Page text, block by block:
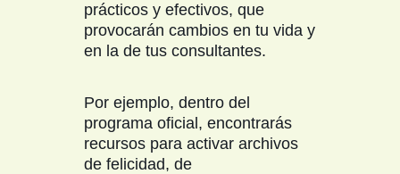
prácticos y efectivos, que
provocarán cambios en tu vida y
en la de tus consultantes.
Por ejemplo, dentro del
programa oficial, encontrarás
recursos para activar archivos
de felicidad, de